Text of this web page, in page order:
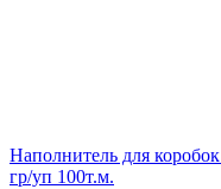
Наполнитель для
гр/уп 100т.м.